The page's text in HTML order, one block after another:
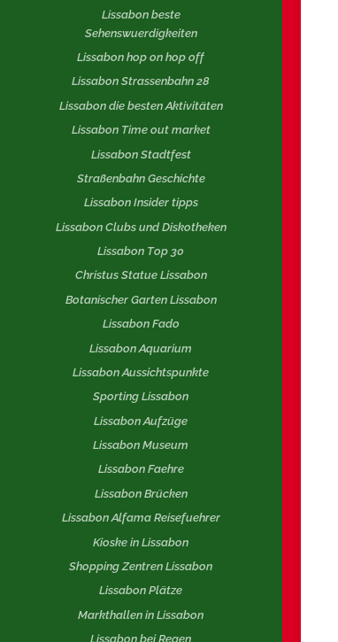
Lissabon beste
Sehenswuerdigkeiten
Lissabon hop on hop off
Lissabon Strassenbahn 28
Lissabon die besten Aktivitäten
Lissabon Time out market
Lissabon Stadtfest
Straßenbahn Geschichte
Lissabon Insider tipps
Lissabon Clubs und Diskotheken
Lissabon Top 30
Christus Statue Lissabon
Botanischer Garten Lissabon
Lissabon Fado
Lissabon Aquarium
Lissabon Aussichtspunkte
Sporting Lissabon
Lissabon Aufzüge
Lissabon Museum
Lissabon Faehre
Lissabon Brücken
Lissabon Alfama Reisefuehrer
Kioske in Lissabon
Shopping Zentren Lissabon
Lissabon Plätze
Markthallen in Lissabon
Lissabon bei Regen